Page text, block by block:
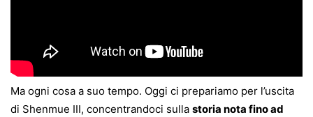
Ma ogni cosa a suo tempo. Oggi ci prepariamo per l’uscita
di Shenmue III, concentrandoci sulla storia nota fino ad